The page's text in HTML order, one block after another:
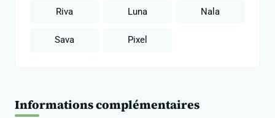
Riva Luna Nala
Sava Pixel
Informations complémentaires